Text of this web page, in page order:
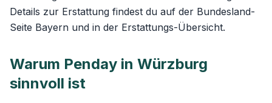
Details zur Erstattung findest du auf der Bundesland-
Seite Bayern und in der Erstattungs-Übersicht.
Warum Penday in Würzburg
sinnvoll ist